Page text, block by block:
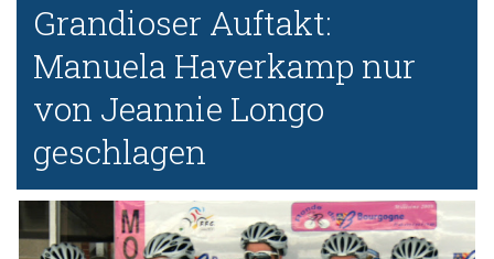
Grandioser Auftakt:
Manuela Haverkamp nur
von Jeannie Longo
geschlagen